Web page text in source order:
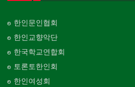
한인문인협회
한인교향악단
한국학교연합회
토론토한인회
한인여성회